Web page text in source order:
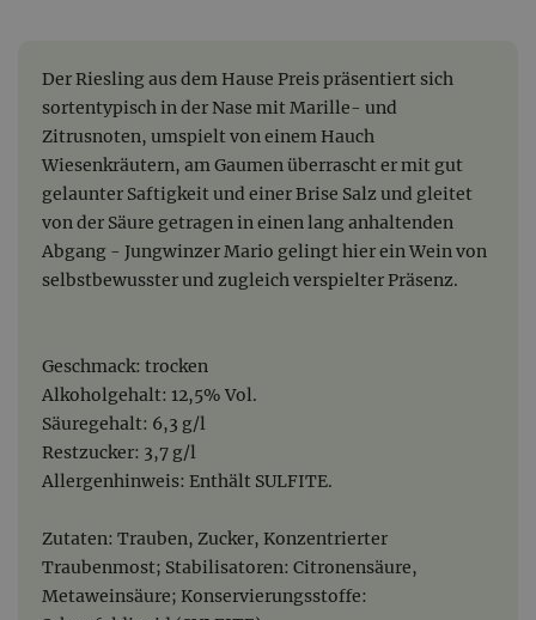
Der Riesling aus dem Hause Preis präsentiert sich
sortentypisch in der Nase mit Marille- und
Zitrusnoten, umspielt von einem Hauch
Wiesenkräutern, am Gaumen überrascht er mit gut
gelaunter Saftigkeit und einer Brise Salz und gleitet
von der Säure getragen in einen lang anhaltenden
Abgang - Jungwinzer Mario gelingt hier ein Wein von
selbstbewusster und zugleich verspielter Präsenz.
Geschmack: trocken
Alkoholgehalt: 12,5% Vol.
Säuregehalt: 6,3 g/l
Restzucker: 3,7 g/l
Allergenhinweis: Enthält SULFITE.
Zutaten: Trauben, Zucker, Konzentrierter
Traubenmost; Stabilisatoren: Citronensäure,
Metaweinsäure; Konservierungsstoffe: